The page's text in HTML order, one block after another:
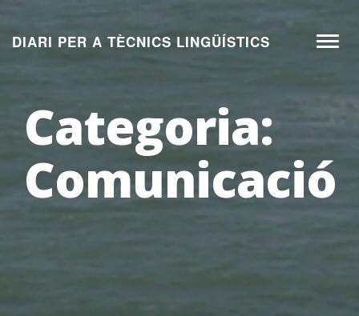
contingut
DIARI PER A TÈCNICS LINGÜÍSTICS
Categoria:
Comunicació